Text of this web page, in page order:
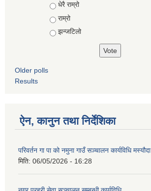
Choices
धेरै राम्रो
राम्रो
झन्जटिलो
Older polls
Results
ऐन, कानुन तथा निर्देशिका
परिवर्तन गा पा को नमुना गाउँ सञ्चालन कार्यविधि मस्यौदा
मिति: 06/05/2026 - 16:28